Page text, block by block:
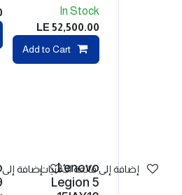
52,500.00
In Stock
Add to Cart
Lenovo
Legion 5
إضافة إلى قائمة الأمنياتإضافة إلى